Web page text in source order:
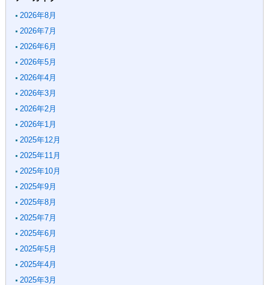
2026年8月
2026年7月
2026年6月
2026年5月
2026年4月
2026年3月
2026年2月
2026年1月
2025年12月
2025年11月
2025年10月
2025年9月
2025年8月
2025年7月
2025年6月
2025年5月
2025年4月
2025年3月